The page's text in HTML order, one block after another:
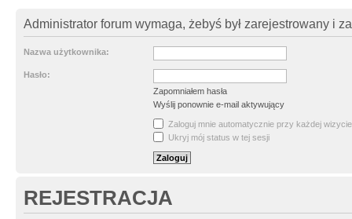
Administrator forum wymaga, żebyś był zarejestrowany i
Nazwa użytkownika:
Hasło:
Zapomniałem hasła
Wyślij ponownie e-mail aktywujący
Zaloguj mnie automatycznie przy każdej wizycie
Ukryj mój status w tej sesji
REJESTRACJA